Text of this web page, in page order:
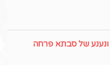
של סבתא פרחה